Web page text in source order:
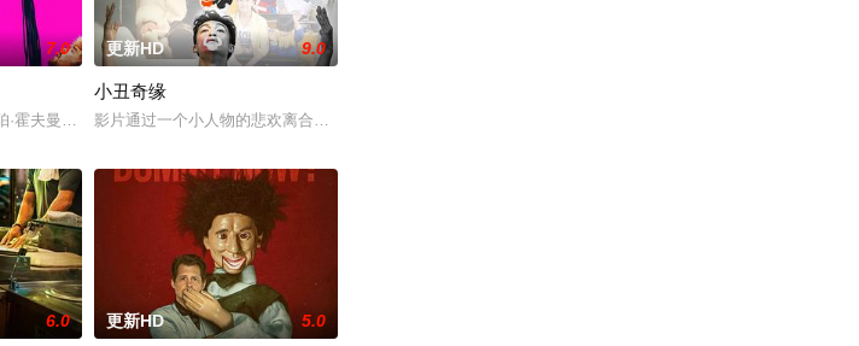
再度合体，前提是他们得克服接踵而来的重重难关。
(Nhung Hon
7.0
霍夫曼 Cooper Hoffman 饰）在著名艺术家艾丽卡·特蕾西（奥利维亚·王尔德 Olivia Wilde 饰）那里
更新HD 9.0
小丑奇缘
影片通过一个小人物的悲欢离合，宣扬了树立正确的恋爱观生活观的必要性，鞭挞了追金，虚荣等错误的观念
6.0 更新HD 5.0